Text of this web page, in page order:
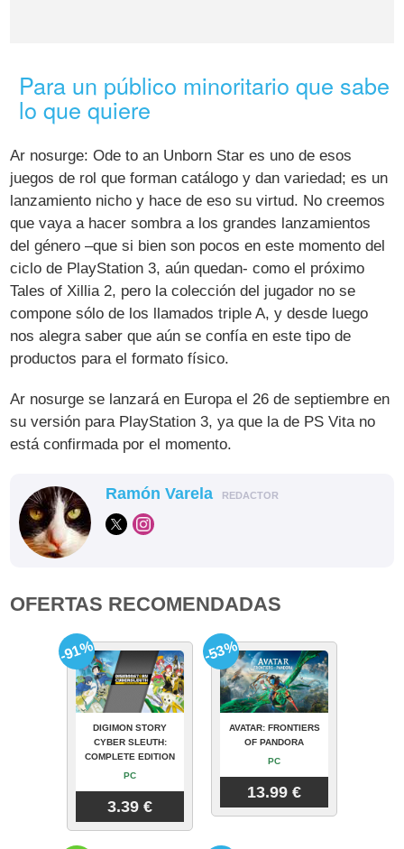
Para un público minoritario que sabe
lo que quiere
Ar nosurge: Ode to an Unborn Star es uno de esos
juegos de rol que forman catálogo y dan variedad; es un
lanzamiento nicho y hace de eso su virtud. No creemos
que vaya a hacer sombra a los grandes lanzamientos
del género –que si bien son pocos en este momento del
ciclo de PlayStation 3, aún quedan- como el próximo
Tales of Xillia 2, pero la colección del jugador no se
compone sólo de los llamados triple A, y desde luego
nos alegra saber que aún se confía en este tipo de
productos para el formato físico.
Ar nosurge se lanzará en Europa el 26 de septiembre en
su versión para PlayStation 3, ya que la de PS Vita no
está confirmada por el momento.
Ramón Varela REDACTOR
OFERTAS RECOMENDADAS
DIGIMON STORY
CYBER SLEUTH:
COMPLETE EDITION
PC
3.39 €
-91%
AVATAR: FRONTIERS
OF PANDORA
PC
13.99 €
-53%